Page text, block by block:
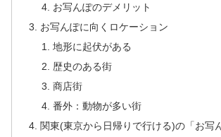
お写んぽのデメリット
お写んぽに向くロケーション
地形に起伏がある
歴史のある街
商店街
番外：動物が多い街
関東(東京から日帰りで行ける)の「お写